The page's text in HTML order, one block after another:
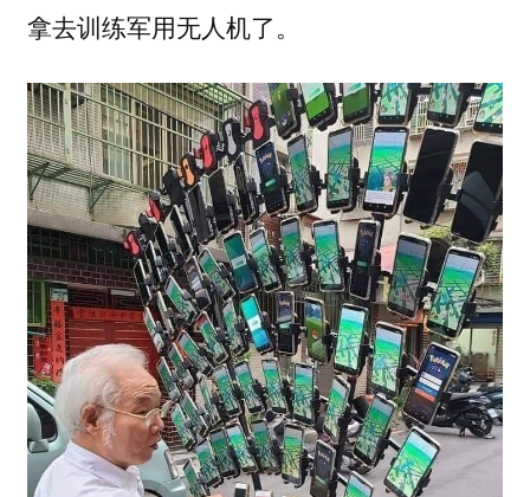
拿去训练军用无人机了。